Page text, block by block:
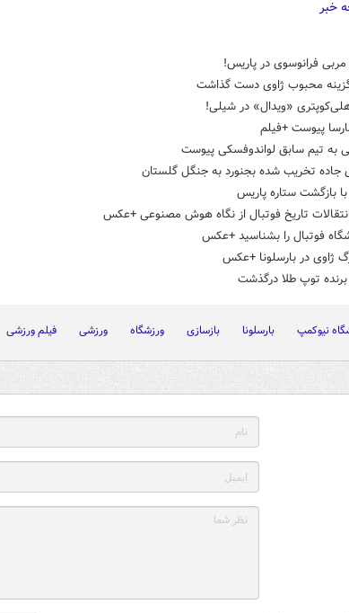
فرانوسوی در پاریس!
محبوب ژاوی دست گذاشت
«ویدال» در شیلی!
پیوست +فیلم
به تیم سابق لواندوفسکی پیوست
جاده تخریب شده بجنورد به جنگل گلستان
بازگشت ستاره پاریس
تاریخ فوتبال از نگاه هوش مصنوعی +عکس
فوتبال را بشناسید +عکس
ژاوی در بارسلونا +عکس
برنده توپ طلا درگذشت
نیوکمپ بارسلونا بازسازی ورزشگاه ورزشی فیلم ورزشی